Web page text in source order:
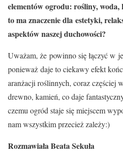
elementów ogrodu: rośliny,
to ma znaczenie dla estetyki,
aspektów naszej duchowości?
Uważam, że powinno się łączyć w
ponieważ daje to ciekawy efekt
aranżacji roślinnych, coraz częściej
drewno, kamień, co daje
czemu ogród staje się miejscem
nam wszystkim przecież zależy:)
Rozmawiała Beata Sekuła